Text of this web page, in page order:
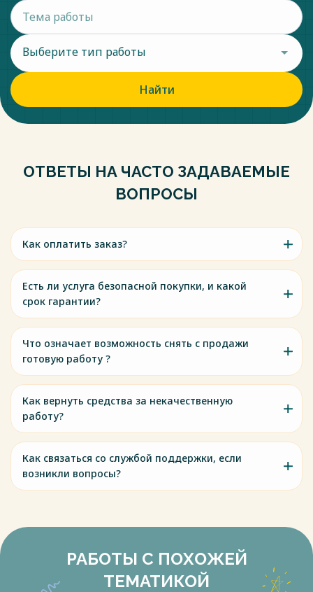
Выберите тип работы
Найти
ОТВЕТЫ НА ЧАСТО ЗАДАВАЕМЫЕ
ВОПРОСЫ
Как оплатить заказ?
Есть ли услуга безопасной покупки, и какой
срок гарантии?
Что означает возможность снять с продажи
готовую работу ?
Как вернуть средства за некачественную
работу?
Как связаться со службой поддержки, если
возникли вопросы?
РАБОТЫ С ПОХОЖЕЙ
ТЕМАТИКОЙ